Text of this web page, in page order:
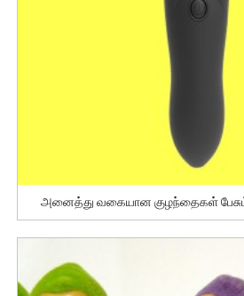
அனைத்து வகையான குழந்தைகள்